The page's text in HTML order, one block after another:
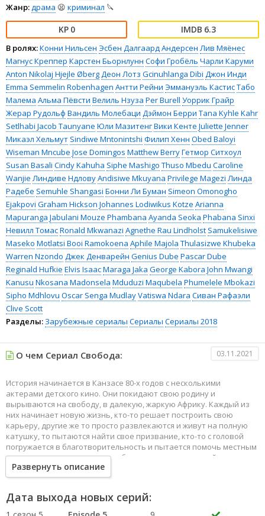
Жанр: драма 😫 криминал 🔪
0 6.3
В ролях:Конни Нильсен Эсбен Далгаард Андерсен Лив Мяёнес
Магнус Креппер Карстен Бьорнлунн Софи Гробёль Чарли Каруми
Anton Nikolaj Hjejle Øberg Деон Лотз Gcinuhlanga Dibi Джон Инди
Emma Semmelin Robenhagen Антти Рейни Эммануэль КастисТабо
Малема Альма Пёвсти Велиль Нзуза Per Burell Уоррик Грайр
Жерар Рудольф Вандиль Молебаци Дэймон Берри Tana Kyhle Kahr
Setlhabi Jacob Taunyane Юли МазитенгВики Кенте Juliette Jenner
Микаэл Хельмут Sindiwe Mntonintshi Филип Хенн Obed Baloyi
Wiseman Mncube Jose Domingos Matthew BerryГетмор Ситхоул
Susan Basali Cindy Kahuha Siphe Mashigo Thuso Mbedu Caroline
Wanjie Линдиве НдловуAndisiwe Mkuyana Privilege Magezi Линда
Радебе Semuhle Shangasi Бонни Ли Буман Simeon Omonogho
Ejakpovi Graham Hickson Johannes Lodiwikus Kotze Arianna
Mapuranga Jabulani Mouze Phambana Ayanda Seoka Phabana Sinxi
Невилл ТомасRonald Mkwanazi Agnethe Rau Lindholst Samukelisiwe
Maseko Motlatsi Booi Ramokoena Aphile Majola Thulasizwe Khubeka
Warren Nzondo Джек Денварейн Genius Dube Pascar Dube
Reginald Hufkie Elvis IsaacMaraga Jaka George Kabora John Mwangi
Kanusu Nkosana Madonsela Mduduzi Maqubela Phumelele Mbokazi
Sipho Mdhlovu Oscar Senga MudlayVatiswa Ndara Сиван Рафаэли
Clive Scott
Разделы: Зарубежные сериалы Сериалы Сериалы 2018
О чем Сериал Свобода: 03.11.2021
История начинается в Канзасе 80-х годов с несколькими
актерами детского кино. Они покидают свою родину и
вырываются на свободу, в далекую, жаркую Африку. Каждый из
них начинает новую жизнь, кто-то решает построить свою
карьеру, другие же то просто развлекаются и живут на полную
катушку, то пытаются найти свое призвание, кто-то с головой
погружается в благотворительность и пытается помочь местным
жителям, ведь времена тогда были не легкие и в какой-то
степени опасные. Именно эта история покажет, как люди умеют
общаться друг между другом, как они добиваются высот и
Развернуть описание
Дата выхода новых серий: